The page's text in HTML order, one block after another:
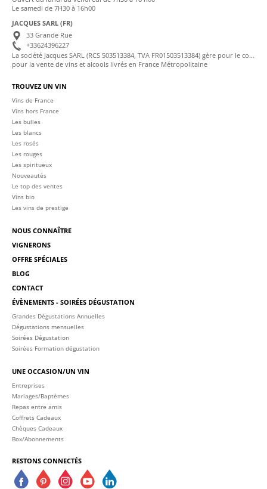
Le samedi de 7H30 à 16h00
JACQUES SARL (FR)
33 Grande Rue
+33624396227
La société Jacques SARL (RCS 503513384, TVA FR01503513384) gère pour le compte de La Cave des Sommeliers les transactions bancaires et la facturation
pour la vente de vins et alcools livrés en France Métropolitaine
TROUVEZ UN VIN
Vins de France
Vins hors France
Les bulles
Les blancs
Les rosés
Les rouges
Les spiritueux
Nouveautés
Le top des ventes
Vins bio
Les vins de prestige
NOUS CONNAÎTRE
VIGNERONS
OFFRE SPÉCIALES
BLOG
CONTACT
ÉVÈNEMENTS - SOIRÉES DÉGUSTATION
Grandes Dégustations Annuelles
Dégustations mensuelles
Soirées Dégustation
Soirées Formation dégustation
UNE OCCASION/UN VIN
Entreprises
Mariages/Baptèmes
Repas entre amis
Coffrets Cadeaux
Chèques Cadeaux
Box/Abonnements
RESTONS CONNECTÉS